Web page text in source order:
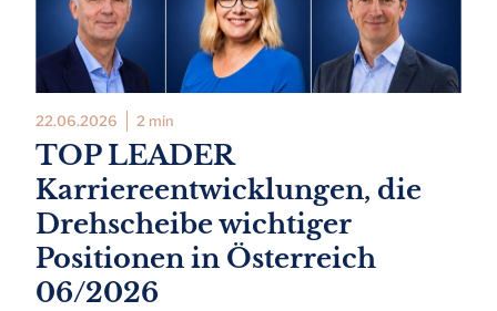
22.06.2026 2 min
TOP LEADER
Karriereentwicklungen, die
Drehscheibe wichtiger
Positionen in Österreich
06/2026